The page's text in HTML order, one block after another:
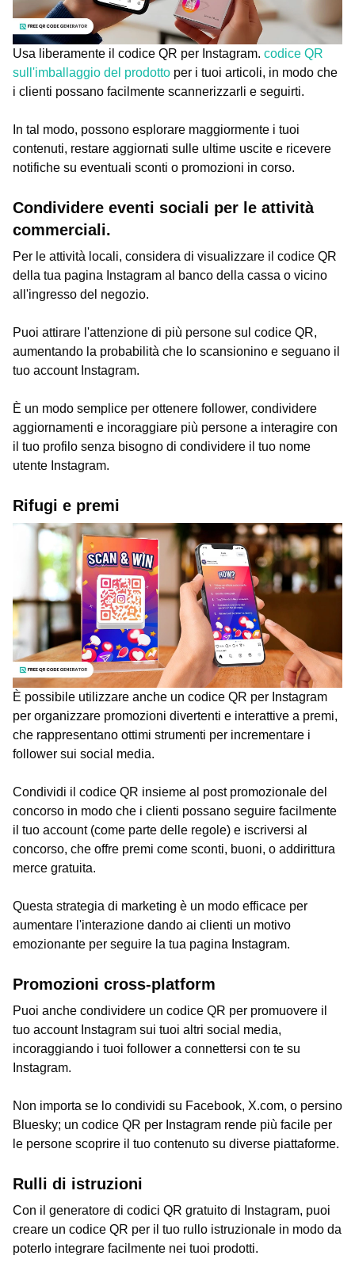
Usa liberamente il codice QR per Instagram. codice QR
sull'imballaggio del prodotto per i tuoi articoli, in modo che
i clienti possano facilmente scannerizzarli e seguirti.
In tal modo, possono esplorare maggiormente i tuoi
contenuti, restare aggiornati sulle ultime uscite e ricevere
notifiche su eventuali sconti o promozioni in corso.
Condividere eventi sociali per le attività
commerciali.
Per le attività locali, considera di visualizzare il codice QR
della tua pagina Instagram al banco della cassa o vicino
all'ingresso del negozio.
Puoi attirare l'attenzione di più persone sul codice QR,
aumentando la probabilità che lo scansionino e seguano il
tuo account Instagram.
È un modo semplice per ottenere follower, condividere
aggiornamenti e incoraggiare più persone a interagire con
il tuo profilo senza bisogno di condividere il tuo nome
utente Instagram.
Rifugi e premi
È possibile utilizzare anche un codice QR per Instagram
per organizzare promozioni divertenti e interattive a premi,
che rappresentano ottimi strumenti per incrementare i
follower sui social media.
Condividi il codice QR insieme al post promozionale del
concorso in modo che i clienti possano seguire facilmente
il tuo account (come parte delle regole) e iscriversi al
concorso, che offre premi come sconti, buoni, o addirittura
merce gratuita.
Questa strategia di marketing è un modo efficace per
aumentare l'interazione dando ai clienti un motivo
emozionante per seguire la tua pagina Instagram.
Promozioni cross-platform
Puoi anche condividere un codice QR per promuovere il
tuo account Instagram sui tuoi altri social media,
incoraggiando i tuoi follower a connettersi con te su
Instagram.
Non importa se lo condividi su Facebook, X.com, o persino
Bluesky; un codice QR per Instagram rende più facile per
le persone scoprire il tuo contenuto su diverse piattaforme.
Rulli di istruzioni
Con il generatore di codici QR gratuito di Instagram, puoi
creare un codice QR per il tuo rullo istruzionale in modo da
poterlo integrare facilmente nei tuoi prodotti.